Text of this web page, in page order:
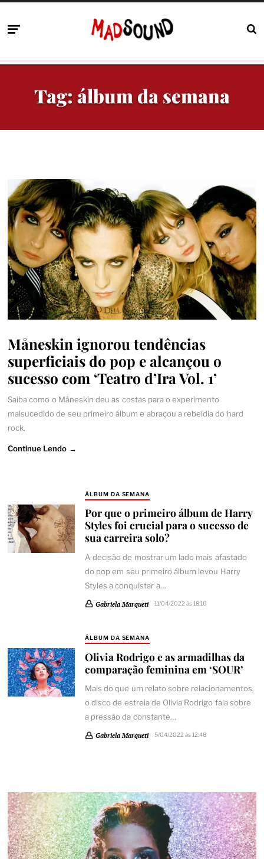
Tag: álbum da semana
Måneskin ignorou tendências
superficiais do pop e alcançou o
sucesso com ‘Teatro d’Ira Vol. 1’
Saiba como o Måneskin deu as costas para o experimento
malsucedido de seu primeiro álbum e abraçou a rebeldia do hard
rock.
Continue Lendo →
ÁLBUM DA SEMANA
Por que o primeiro álbum de Harry
Styles foi crucial para o sucesso de
sua carreira solo?
A decisão de mostrar um lado mais afastado
do pop em seu primeiro álbum levou Harry
Styles a conquistar a…
Gabriela Marqueti 11/04/2022 às 18:10
ÁLBUM DA SEMANA
Olivia Rodrigo e as armadilhas da
comparação feminina em ‘SOUR’
Mais do que um relato sobre relacionamentos,
o disco de estreia de Olivia Rodrigo fala sobre
a pressão da constante…
Gabriela Marqueti 5/04/2022 às 12:48